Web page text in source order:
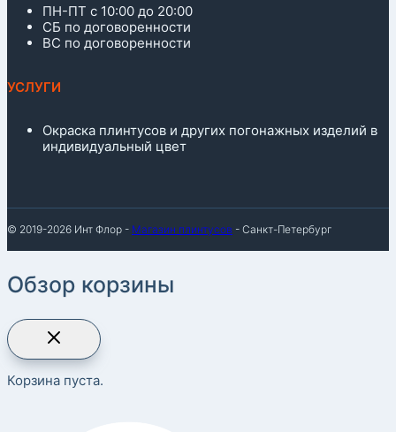
ПН-ПТ с 10:00 до 20:00
СБ по договоренности
ВС по договоренности
УСЛУГИ
Окраска плинтусов и других погонажных изделий в
индивидуальный цвет
© 2019-2026 Инт Флор - Магазин плинтусов - Санкт-Петербург
Обзор корзины
Корзина пуста.